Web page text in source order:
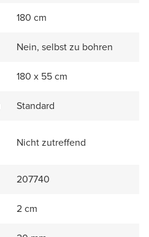
180 cm
Nein, selbst zu bohren
180 x 55 cm
Standard
Nicht zutreffend
207740
2 cm